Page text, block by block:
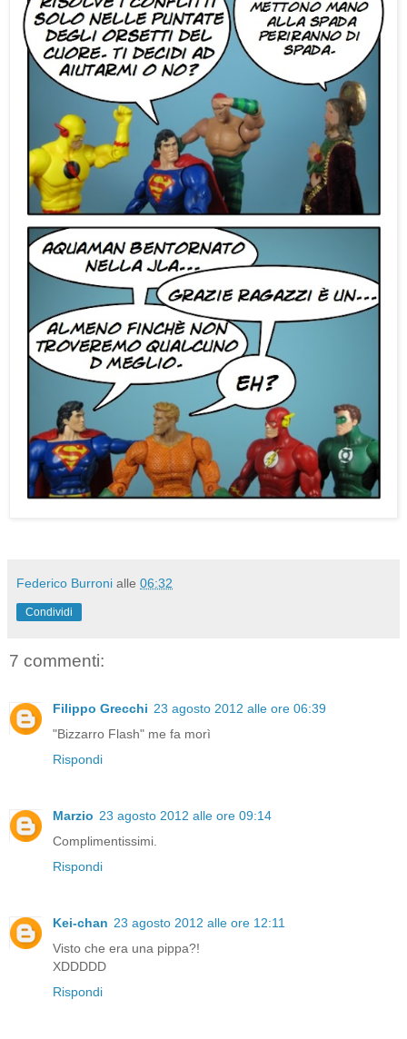
Federico Burroni alle 06:32
Condividi
7 commenti:
Filippo Grecchi 23 agosto 2012 alle ore 06:39
"Bizzarro Flash" me fa morì
Rispondi
Marzio 23 agosto 2012 alle ore 09:14
Complimentissimi.
Rispondi
Kei-chan 23 agosto 2012 alle ore 12:11
Visto che era una pippa?!
XDDDDD
Rispondi